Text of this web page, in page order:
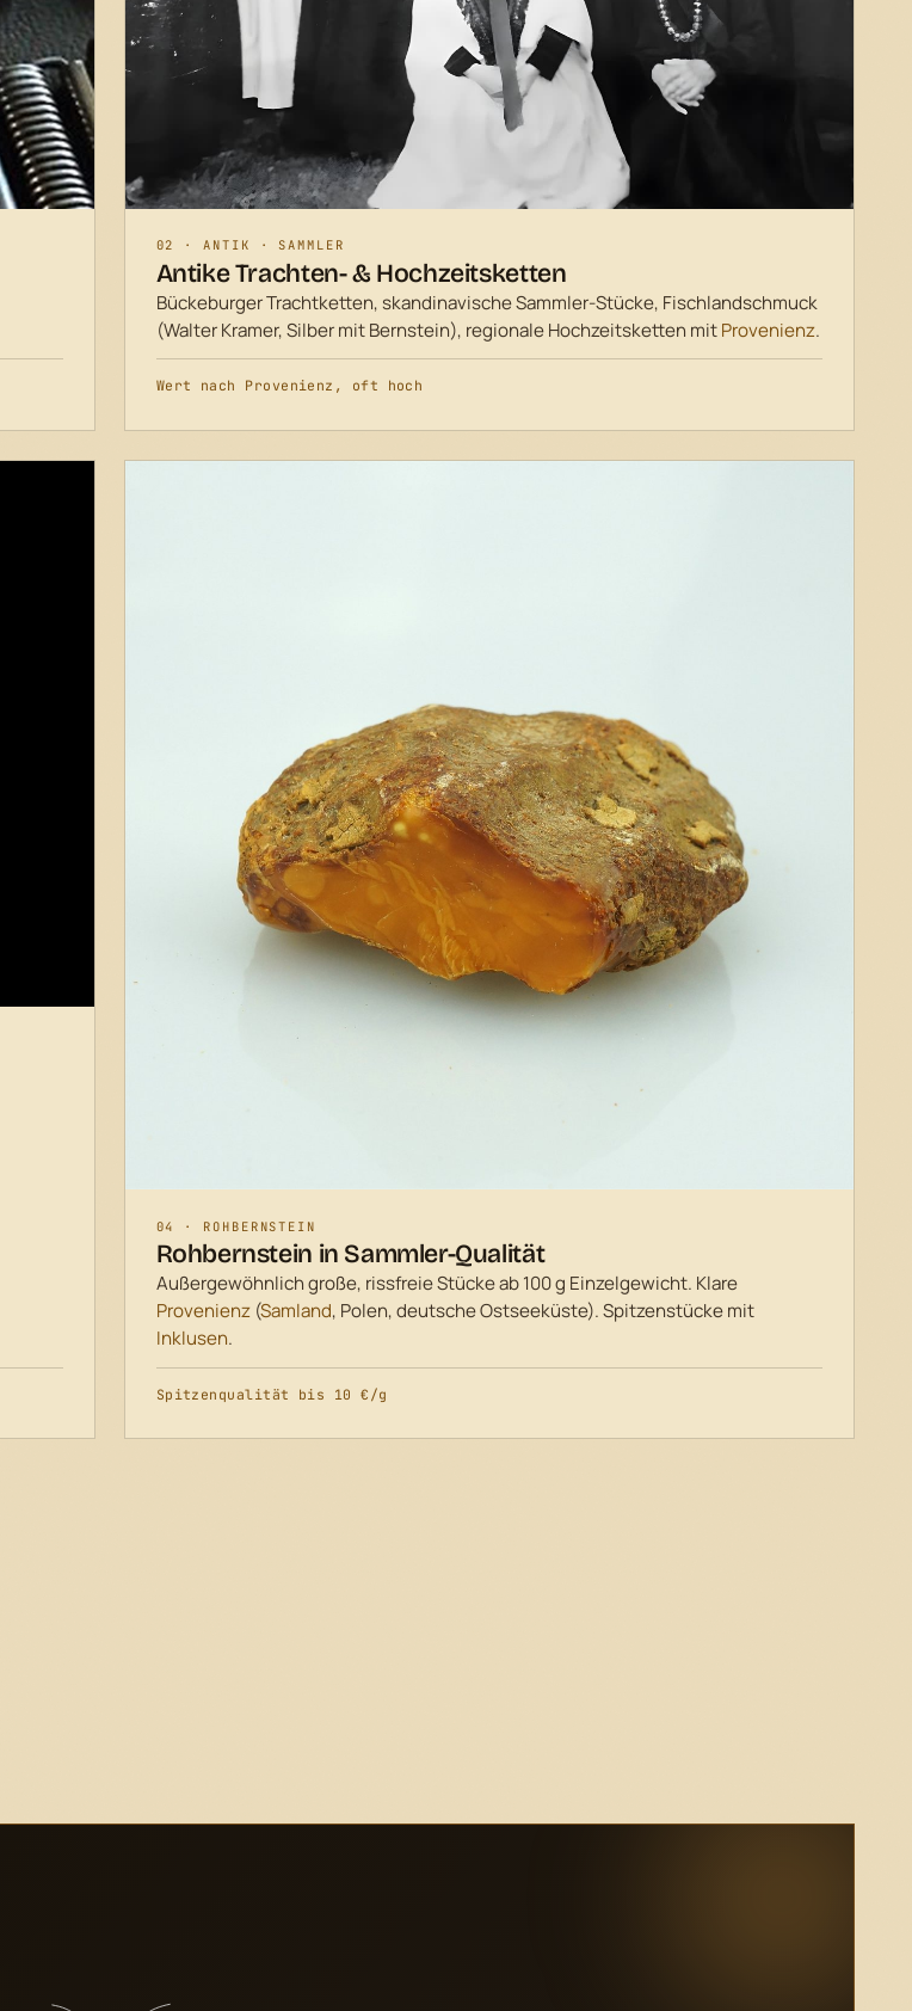
02 · ANTIK · SAMMLER
Antike Trachten- & Hochzeitsketten
Bückeburger Trachtketten, skandinavische Sammler-Stücke, Fischlandschmuck
(Walter Kramer, Silber mit Bernstein), regionale Hochzeitsketten mitProvenienz.
Wert nach Provenienz , oft hoch
04 · ROHBERNSTEIN
Rohbernstein in Sammler-Qualität
Außergewöhnlich große, rissfreie Stücke ab 100 g Einzelgewicht. Klare
Provenienz(Samland, Polen, deutsche Ostseeküste). Spitzenstücke mit
Inklusen.
Spitzenqualität bis 10 €/g